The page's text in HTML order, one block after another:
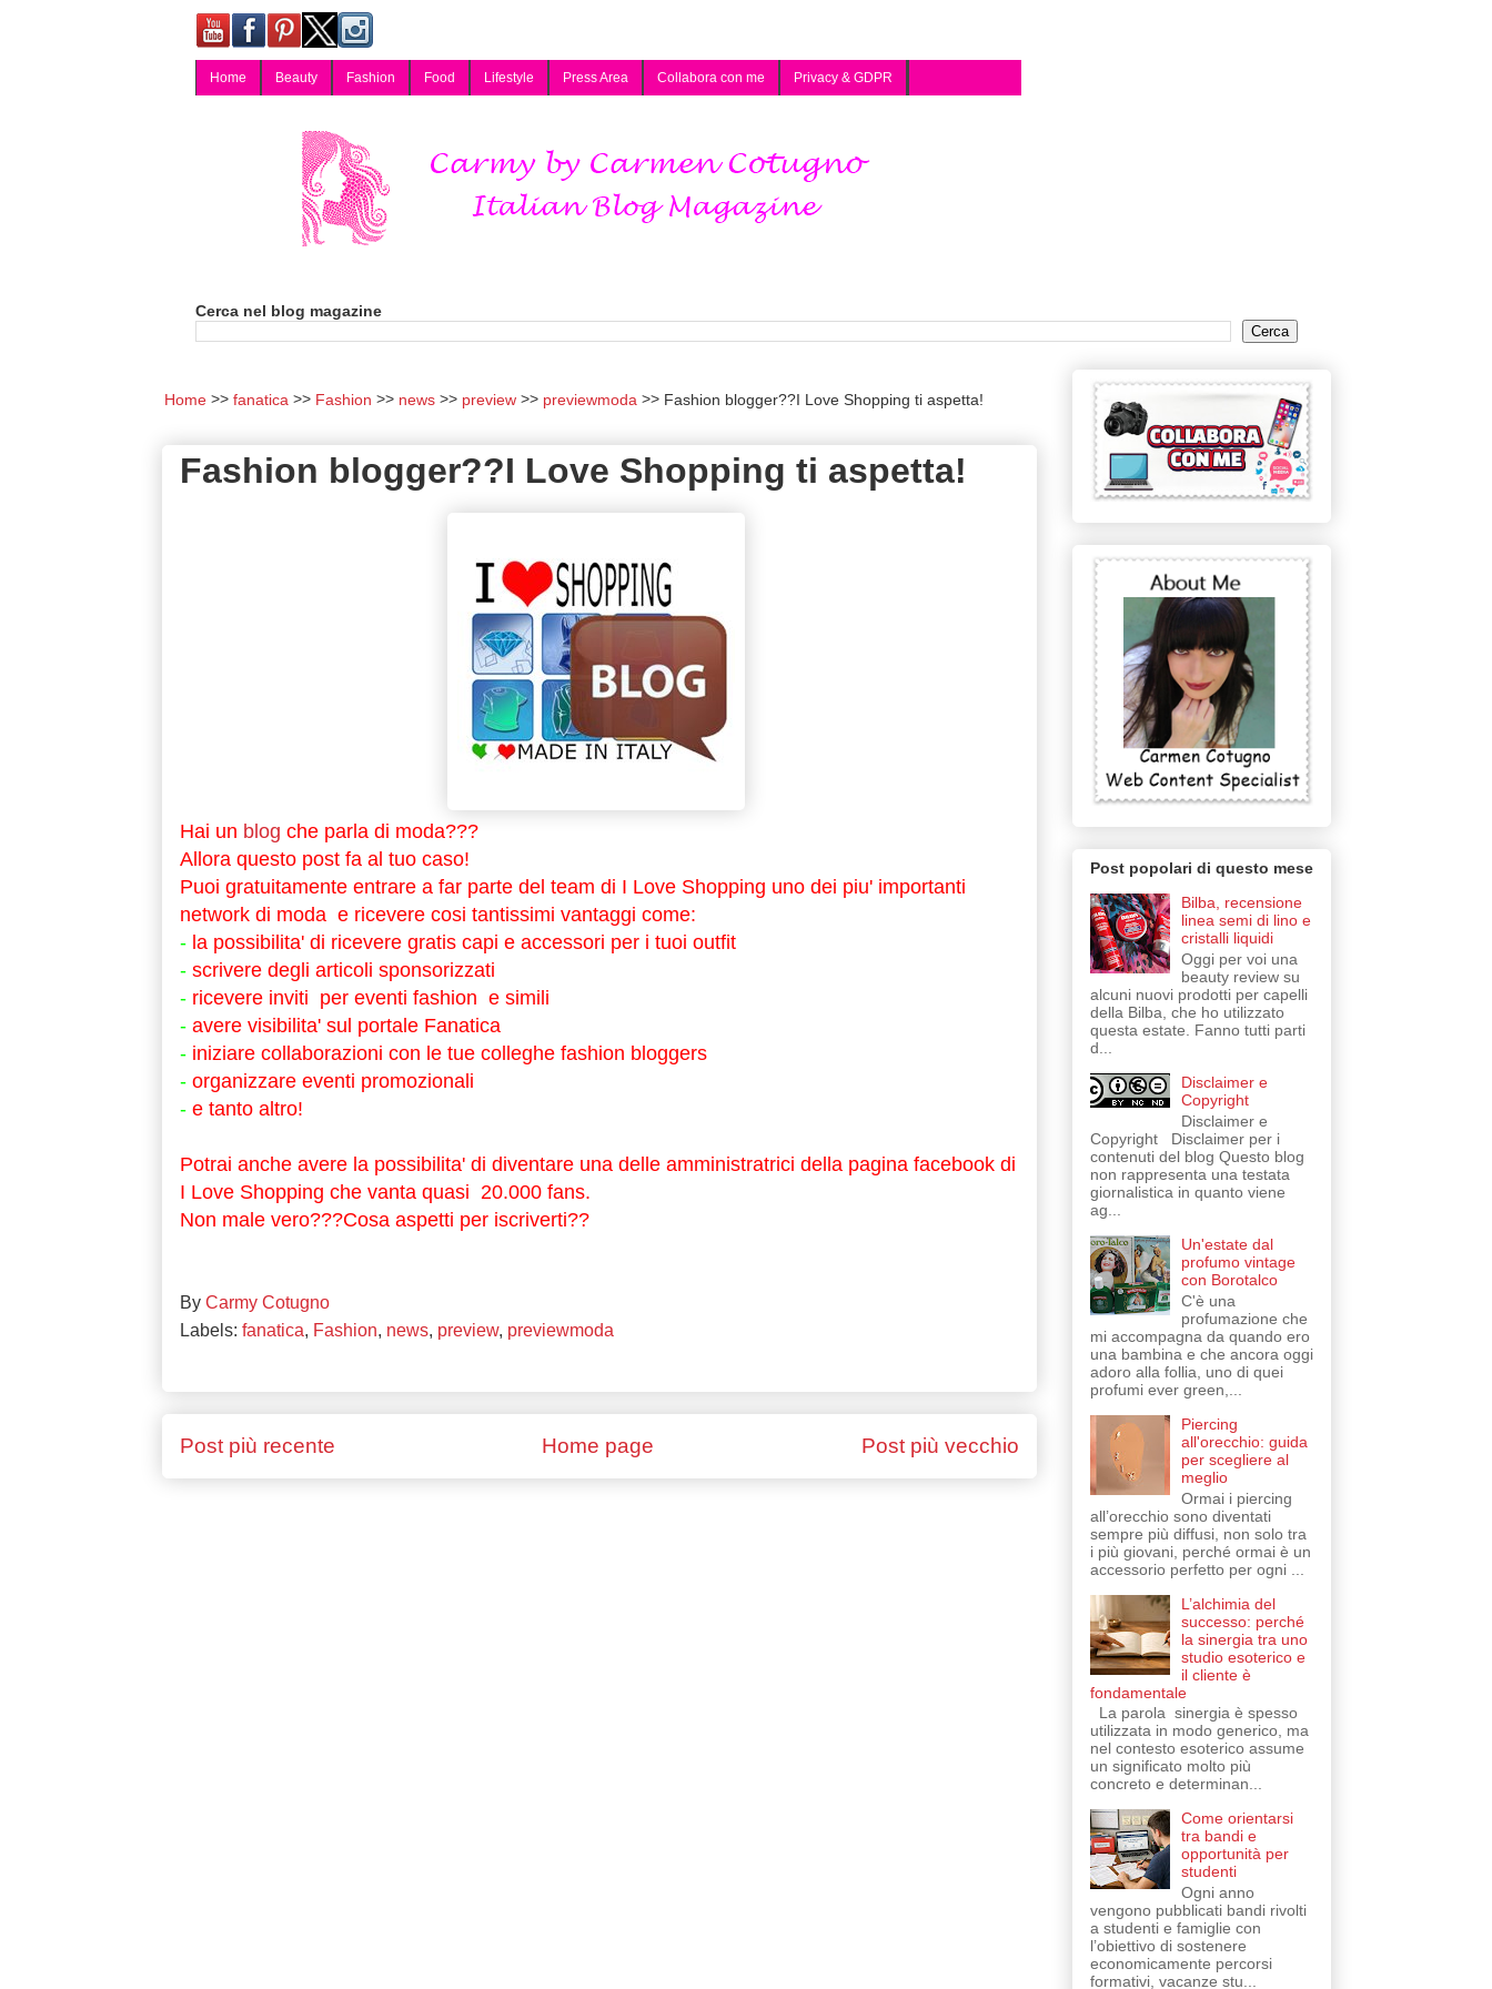
Home Beauty Fashion Food Lifestyle Press Area Collabora con me Privacy & GDPR
Cerca nel blog magazine
Home fanatica Fashion news preview previewmoda Fashion blogger??I Love Shopping ti aspetta!
Fashion blogger??I Love Shopping ti aspetta!
Hai un blog che parla di moda???
Allora questo post fa al tuo caso!
Puoi gratuitamente entrare a far parte del team di I Love Shopping uno dei piu' importanti
network di moda e ricevere cosi tantissimi vantaggi come:
-la possibilita' di ricevere gratis capi e accessori per i tuoi outfit
-scrivere degli articoli sponsorizzati
- ricevere inviti per eventi fashion e simili
-avere visibilita' sul portale Fanatica
-iniziare collaborazioni con le tue colleghe fashion bloggers
-organizzare eventi promozionali
-e tanto altro!
Potrai anche avere la possibilita' di diventare una delle amministratrici della pagina facebook di
I Love Shopping che vanta quasi 20.000 fans.
Non male vero???Cosa aspetti per iscriverti??
By Carmy Cotugno
Labels: fanatica, Fashion, news, preview, previewmoda
Post più recente Post più vecchio
Home page
Post popolari di questo mese
Bilba, recensione
linea semi di lino e
cristalli liquidi
Oggi per voi una
beauty review su
alcuni nuovi prodotti per capelli
della Bilba, che ho utilizzato
questa estate. Fanno tutti parti
d...
Disclaimer e
Copyright
Disclaimer e
Copyright Disclaimer per i
contenuti del blog Questo blog
non rappresenta una testata
giornalistica in quanto viene
ag...
Un'estate dal
profumo vintage
con Borotalco
C'è una
profumazione che
mi accompagna da quando ero
una bambina e che ancora oggi
adoro alla follia, uno di quei
profumi ever green,...
Piercing
all'orecchio: guida
per scegliere al
meglio
Ormai i piercing
all’orecchio sono diventati
sempre più diffusi, non solo tra
i più giovani, perché ormai è un
accessorio perfetto per ogni ...
L’alchimia del
successo: perché
la sinergia tra uno
studio esoterico e
il cliente è
fondamentale
La parola sinergia è spesso
utilizzata in modo generico, ma
nel contesto esoterico assume
un significato molto più
concreto e determinan...
Come orientarsi
tra bandi e
opportunità per
studenti
Ogni anno
vengono pubblicati bandi rivolti
a studenti e famiglie con
l’obiettivo di sostenere
economicamente percorsi
formativi, vacanze stu...